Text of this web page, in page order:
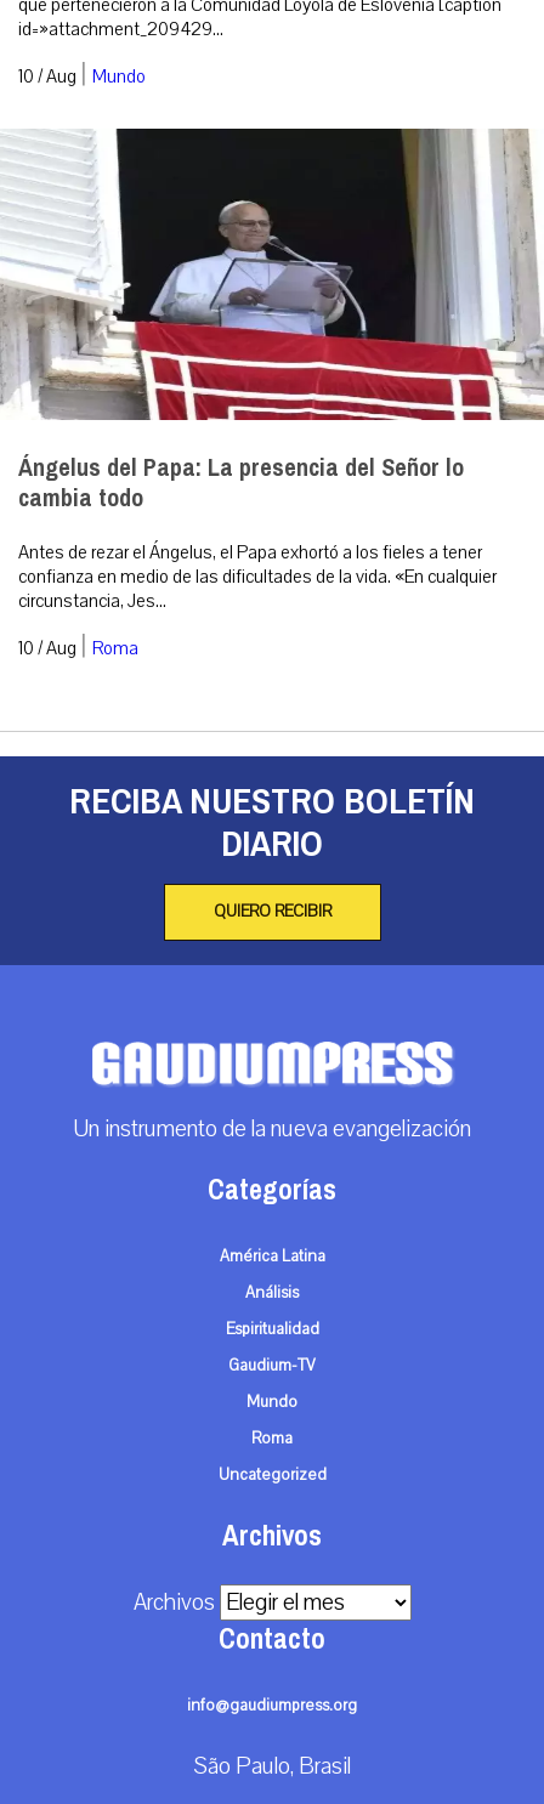
que pertenecieron a la Comunidad Loyola de Eslovenia [caption
id=»attachment_209429...
10 / Aug | Mundo
Ángelus del Papa: La presencia del Señor lo
cambia todo
Antes de rezar el Ángelus, el Papa exhortó a los fieles a tener
confianza en medio de las dificultades de la vida. «En cualquier
circunstancia, Jes...
10 / Aug | Roma
RECIBA NUESTRO BOLETÍN
DIARIO
QUIERO RECIBIR
Un instrumento de la nueva evangelización
Categorías
América Latina
Análisis
Espiritualidad
Gaudium-TV
Mundo
Roma
Uncategorized
Archivos
Archivos
Contacto
info@gaudiumpress.org
São Paulo, Brasil